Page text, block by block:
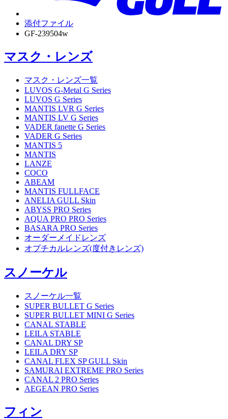
添付ファイル
GF-239504w
マスク・レンズ
マスク・レンズ一覧
LUVOS G-Metal G Series
LUVOS G Series
MANTIS LVR G Series
MANTIS LV G Series
VADER fanette G Series
VADER G Series
MANTIS 5
MANTIS
LANZE
COCO
ABEAM
MANTIS FULLFACE
ANELIA GULL Skin
ABYSS PRO Series
AQUA PRO PRO Series
BASARA PRO Series
オーダーメイドレンズ
オプチカルレンズ(度付きレンズ)
スノーケル
スノーケル一覧
SUPER BULLET G Series
SUPER BULLET MINI G Series
CANAL STABLE
LEILA STABLE
CANAL DRY SP
LEILA DRY SP
CANAL FLEX SP GULL Skin
SAMURAI EXTREME PRO Series
CANAL 2 PRO Series
AEGEAN PRO Series
フィン